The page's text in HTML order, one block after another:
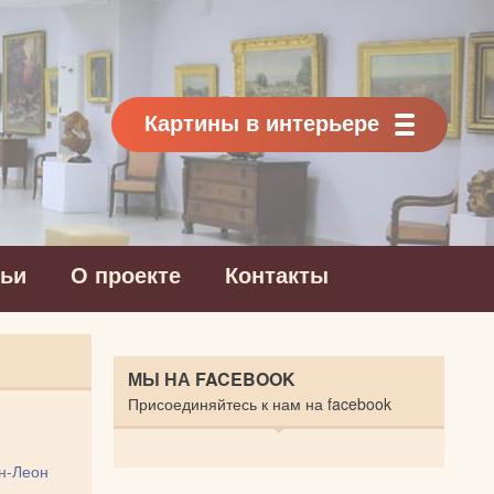
Картины в интерьере
О проекте Контакты
Леон
МЫ НА FACEBOOK
Присоединяйтесь к нам на facebook